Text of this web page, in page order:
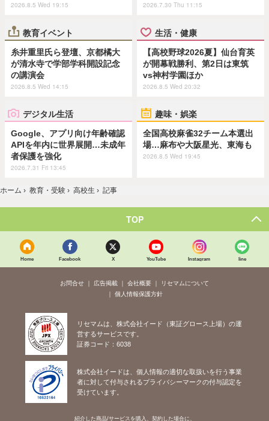
2026.8.5 Wed 19:15 2026.7.30 Thu 11:15
教育イベント
糸井重里氏ら登壇、京都橘大
が清水寺で学部学科開設記念
の講演会
2026.8.5 Wed 14:15
生活・健康
【高校野球2026夏】仙台育英
が開幕戦勝利、第2日は東筑
vs神村学園ほか
2026.8.5 Wed 20:32
デジタル生活
Google、アプリ向け年齢確認
APIを年内に世界展開…未成年
者保護を強化
2026.7.31 Fri 13:45
趣味・娯楽
全国高校麻雀32チーム本選出
場…麻布や大阪星光、東海も
2026.8.5 Wed 19:45
ホーム › 教育・受験 › 高校生 › 記事
TOP
Home Facebook X YouTube Instagram line
お問合せ 広告掲載 会社概要
リセマムについて
個人情報保護方針
リセマムは、株式会社イード（東証グロース上場）の運
営するサービスです。
証券コード：6038
株式会社イードは、個人情報の適切な取扱いを行う事業
者に対して付与されるプライバシーマークの付与認定を
受けています。
紹介した商品/サービスを購入、契約した場合に、